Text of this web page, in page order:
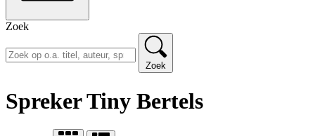
Zoek
Zoek
Spreker Tiny Bertels